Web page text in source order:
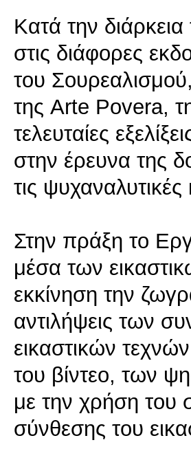
Κατά την
στις διάφορες
του
της Arte Povera,
τελευταίες
στην έρευνα της
τις ψυχαναλυτικές
Στην πράξη το
μέσα των
εκκίνηση την
αντιλήψεις των
εικαστικών
του βίντεο, των
με την χρήση του
σύνθεσης του